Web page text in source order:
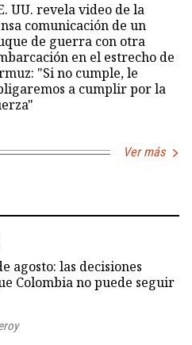
UU. revela video de la
comunicación de un
de guerra con otra
en el estrecho de
"Si no cumple, le
a cumplir por la
Ver más
agosto: las decisiones
Colombia no puede seguir